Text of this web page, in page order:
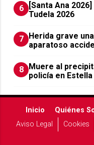
6
[Santa Ana
Tudela 2026
7
Herida grave
aparatoso
8
Muere al
policía en Estella
Inicio Quiénes
Aviso Legal
Cookies